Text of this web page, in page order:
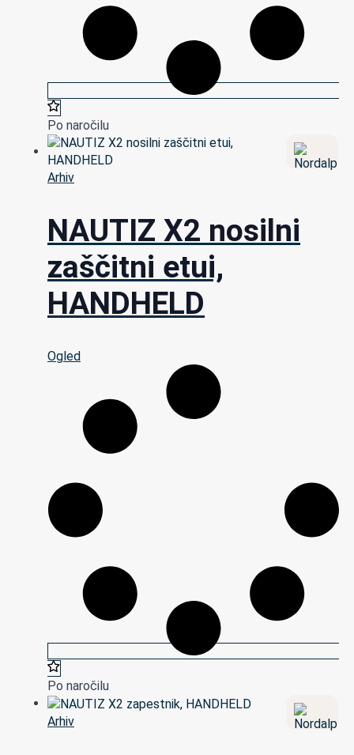
Po naročilu
Arhiv
NAUTIZ X2 nosilni
zaščitni etui,
HANDHELD
Ogled
Po naročilu
Arhiv